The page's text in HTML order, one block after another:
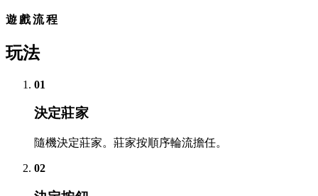
遊戲流程
玩法
01
決定莊家
隨機決定莊家。莊家按順序輪流擔任。
02